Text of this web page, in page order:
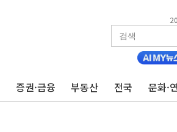
증권·금융 부동산 전국 문화·
최고치